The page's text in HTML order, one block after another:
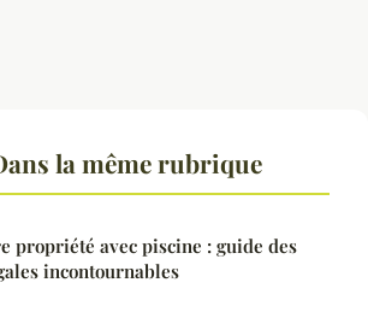
la même rubrique
propriété avec piscine : guide des
incontournables